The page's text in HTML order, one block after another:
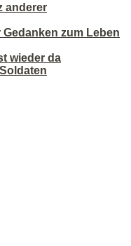
anderer
zum Leben
wieder da